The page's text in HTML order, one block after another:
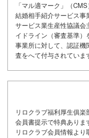
「マル適マーク」（
結婚相手紹介サービス事
サービス業生産性協議
イドライン（審査基準
事業所に対して、認証機
査をへて付与されていま
リロクラブ福利厚生俱楽
会員書提示で特典ありま
リロクラブ会員情報よ